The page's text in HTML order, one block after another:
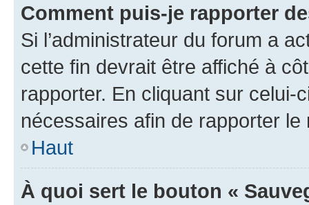
Comment puis-je rapporter
Si l’administrateur du forum a
cette fin devrait être affiché à
rapporter. En cliquant sur
nécessaires afin de rapporter le
Haut
À quoi sert le bouton «